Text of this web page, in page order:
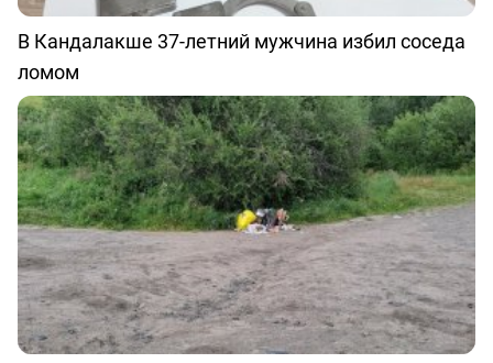
В Кандалакше 37-летний мужчина избил соседа
ломом